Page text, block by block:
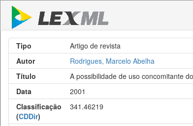
Tipo
Artigo de revista
Autor
Rodrigues, Marcelo Abelha
Título
A possibilidade de uso concomitante
Data
2001
Classificação
(CDDir)
341.46219